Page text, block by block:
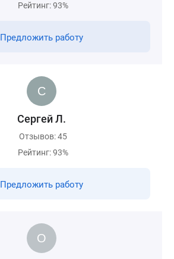
Рейтинг: 93%
Предложить работу
Сергей Л.
Отзывов: 45
Рейтинг: 93%
Предложить работу